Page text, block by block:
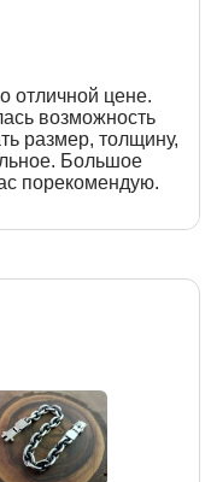
отличной цене.
возможность
размер, толщину,
Большое
порекомендую.